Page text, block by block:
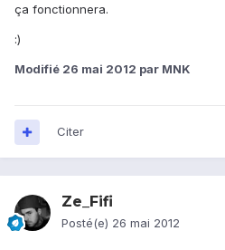
ça fonctionnera.
:)
Modifié 26 mai 2012 par MNK
Citer
Ze_Fifi
Posté(e) 26 mai 2012